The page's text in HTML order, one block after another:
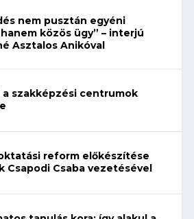
nem pusztán egyéni
közös ügy” – interjú
Asztalos Anikóval
a szakképzési centrumok
reform előkészítése
Csapodi Csaba vezetésével